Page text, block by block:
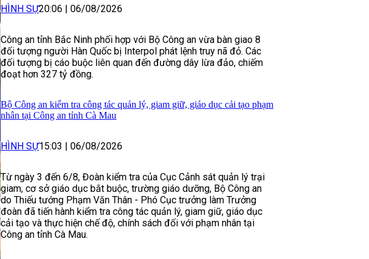
HÌNH SỰ20:06 06/08/2026
Công an tỉnh Bắc Ninh phối hợp với Bộ Công an vừa bàn giao 8
đối tượng người Hàn Quốc bị Interpol phát lệnh truy nã đỏ. Các
đối tượng bị cáo buộc liên quan đến đường dây lừa đảo, chiếm
đoạt hơn 327 tỷ đồng.
Bộ Công an kiểm tra công tác quản lý, giam giữ, giáo dục cải tạo phạm
nhân tại Công an tỉnh Cà Mau
HÌNH SỰ15:03 06/08/2026
Từ ngày 3 đến 6/8, Đoàn kiểm tra của Cục Cảnh sát quản lý trại
giam, cơ sở giáo dục bắt buộc, trường giáo dưỡng, Bộ Công an
do Thiếu tướng Phạm Văn Thân - Phó Cục trưởng làm Trưởng
đoàn đã tiến hành kiểm tra công tác quản lý, giam giữ, giáo dục
cải tạo và thực hiện chế độ, chính sách đối với phạm nhân tại
Công an tỉnh Cà Mau.